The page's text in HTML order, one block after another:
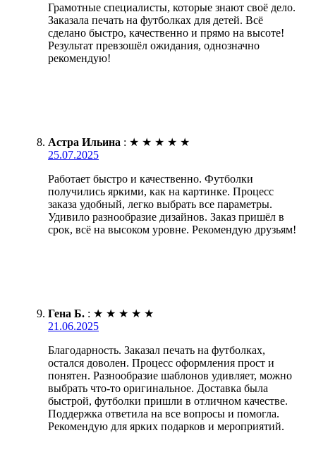
Грамотные специалисты, которые знают своё дело.
Заказала печать на футболках для детей. Всё
сделано быстро, качественно и прямо на высоте!
Результат превзошёл ожидания, однозначно
рекомендую!
Астра Ильина : ★ ★ ★ ★ ★
25.07.2025
Работает быстро и качественно. Футболки
получились яркими, как на картинке. Процесс
заказа удобный, легко выбрать все параметры.
Удивило разнообразие дизайнов. Заказ пришёл в
срок, всё на высоком уровне. Рекомендую друзьям!
Гена Б. : ★ ★ ★ ★ ★
21.06.2025
Благодарность. Заказал печать на футболках,
остался доволен. Процесс оформления прост и
понятен. Разнообразие шаблонов удивляет, можно
выбрать что-то оригинальное. Доставка была
быстрой, футболки пришли в отличном качестве.
Поддержка ответила на все вопросы и помогла.
Рекомендую для ярких подарков и мероприятий.